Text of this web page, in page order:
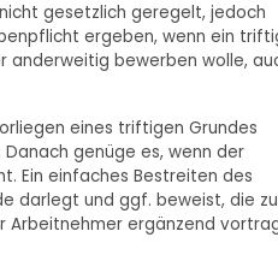
gesetzlich geregelt, jedoch
ergeben, wenn ein
anderweitig bewerben wolle,
eines triftigen Grundes
genüge es, wenn der
Ein einfaches Bestreiten des
darlegt und ggf. beweist, die zu
Arbeitnehmer ergänzend